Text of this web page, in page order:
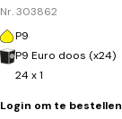
Nr. 303862
P9
P9 Euro doos (x24)
24 x 1
Login om te bestellen